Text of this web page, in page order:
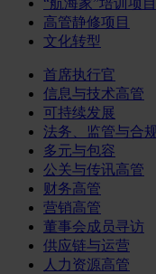
“航海家”培训项目
高管静修项目
文化转型
首席执行官
信息与技术高管
可持续发展
法务、监管与合
多元与包容
公关与传讯高管
财务高管
营销高管
董事会成员寻访
供应链与运营
人力资源高管